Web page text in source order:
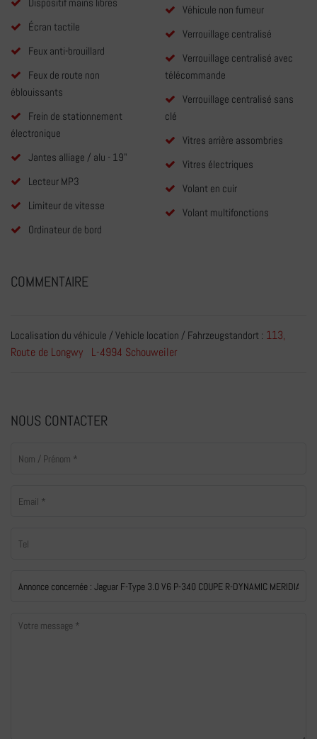
Écran tactile
Feux anti-brouillard
Feux de route non
éblouissants
Frein de stationnement
électronique
Jantes alliage / alu - 19"
Lecteur MP3
Limiteur de vitesse
Ordinateur de bord
Véhicule non fumeur
Verrouillage centralisé
Verrouillage centralisé avec
télécommande
Verrouillage centralisé sans
clé
Vitres arrière assombries
Vitres électriques
Volant en cuir
Volant multifonctions
COMMENTAIRE
Localisation du véhicule / Vehicle location / Fahrzeugstandort : 113,
Route de Longwy L-4994 Schouweiler
NOUS CONTACTER